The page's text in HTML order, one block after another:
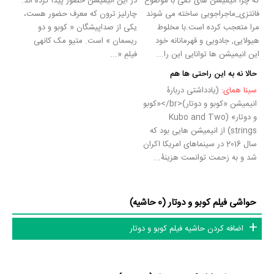
فانتزی_ماجراجویی ساخته می شوند
مرا متعجب کرده است.با مخلوط
هیولایی, جادویی و قهرمانانه خود
این انیمیشن ها توانایی این را...
چارلیز ترون که معرف حضور هست،
یکی از صداپیشگان « کوبو و دو
ریسمان » است. متیو مک کانهی
فیلمِ «...
حالا نه به این راحتی ها هم
سینا همای: (یادداشتی دربارۀ
انیمیشن «کوبو و دوتار)<br/>«کوبو
و دوتار» (Kubo and Two
strings) از انیمیشن هایی بود که
سال 2016 در سینماهای امریکا اکران
شد و به زحمت توانست هزینۀ...
حواشی فیلم کوبو و دوتار (0 حاشیه)
اضافه کردن حاشیه فیلم کوبو و دوتار